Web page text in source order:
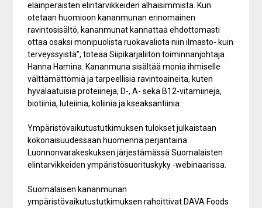
eläinperäisten elintarvikkeiden alhaisimmista. Kun
otetaan huomioon kananmunan erinomainen
ravintosisältö, kananmunat kannattaa ehdottomasti
ottaa osaksi monipuolista ruokavaliota niin ilmasto- kuin
terveyssyistä”, toteaa Siipikarjaliiton toiminnanjohtaja
Hanna Hamina. Kananmuna sisältää monia ihmiselle
välttämättömiä ja tarpeellisia ravintoaineita, kuten
hyvälaatuisia proteiineja, D-, A- sekä B12-vitamiineja,
biotiinia, luteiinia, koliinia ja kseaksantiinia.
Ympäristövaikutustutkimuksen tulokset julkaistaan
kokonaisuudessaan huomenna perjantaina
Luonnonvarakeskuksen järjestämässä Suomalaisten
elintarvikkeiden ympäristösuorituskyky -webinaarissa.
Suomalaisen kananmunan
ympäristövaikutustutkimuksen rahoittivat DAVA Foods